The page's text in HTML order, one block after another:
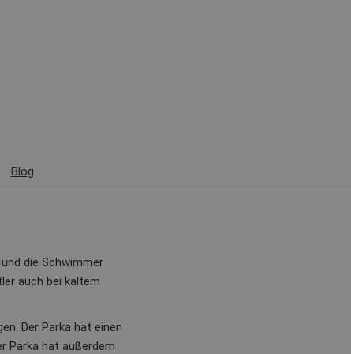
Blog
die Schwimmer
auch bei kaltem
Der Parka hat einen
Parka hat außerdem